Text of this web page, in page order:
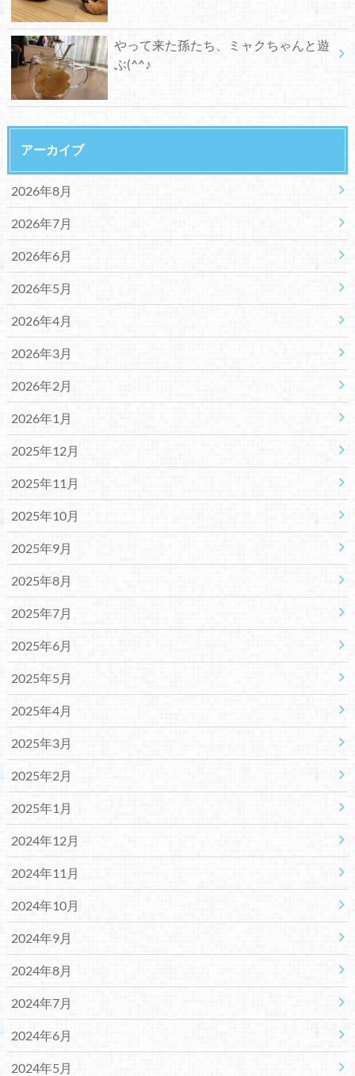
やって来た孫たち、ミャクちゃんと遊
ぶ(^^♪
アーカイブ
2026年8月
2026年7月
2026年6月
2026年5月
2026年4月
2026年3月
2026年2月
2026年1月
2025年12月
2025年11月
2025年10月
2025年9月
2025年8月
2025年7月
2025年6月
2025年5月
2025年4月
2025年3月
2025年2月
2025年1月
2024年12月
2024年11月
2024年10月
2024年9月
2024年8月
2024年7月
2024年6月
2024年5月